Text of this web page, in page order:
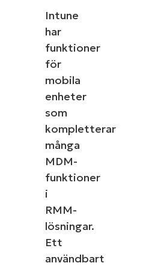
Intune
har
funktioner
för
mobila
enheter
som
kompletterar
många
MDM-
funktioner
i
RMM-
lösningar.
Ett
användbart